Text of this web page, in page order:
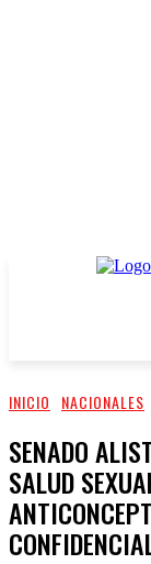
INICIO NACIONALES
SENADO
SALUD